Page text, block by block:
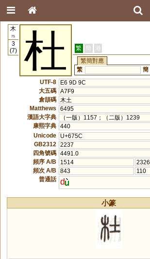
木
75
3
(7)
杜 繁 簡 港
繁簡對應
繁
簡
UTF-8
E6 9D 9C
大五碼 A7F9
倉頡碼
木土
Matthews
6495
漢語大字典
（一版）1157；（二版）1239
康熙字典 440
Unicode
U+675C
GB2312
2237
四角號碼 4491.0
頻序 A/B
1514
2326
頻次 A/B
843
110
普通話 d
小篆